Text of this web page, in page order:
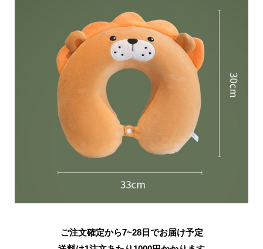
ご注文確定から7~28日でお届け予定